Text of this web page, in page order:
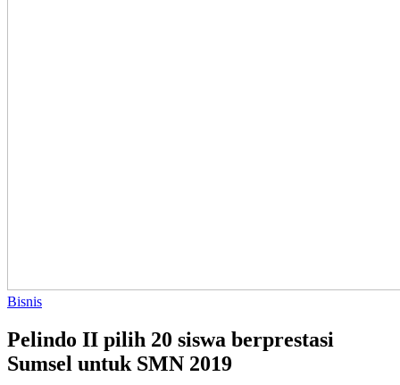
Bisnis
Pelindo II pilih 20 siswa berprestasi
Sumsel untuk SMN 2019